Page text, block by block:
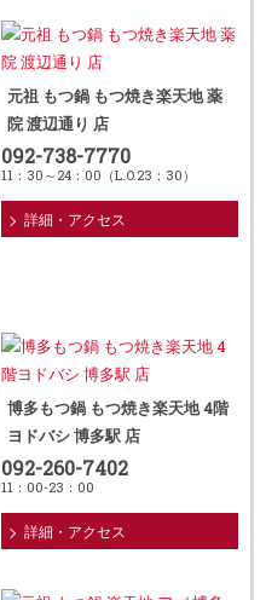
元祖 もつ鍋 もつ焼き楽天地 薬
院 渡辺通り 店
092-738-7770
11：30～24：00（L.O.23：30）
詳細・アクセス
博多もつ鍋 もつ焼き楽天地 4階
ヨドバシ 博多駅 店
092-260-7402
11：00-23：00
詳細・アクセス